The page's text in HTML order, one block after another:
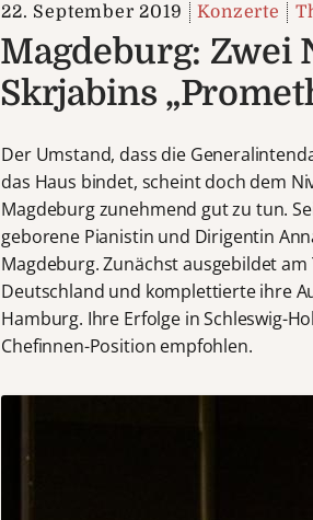
22. September 2019 Konzerte
Magdeburg: Zwei
Skrjabins
Der Umstand, dass die
das Haus bindet, scheint doch dem
Magdeburg zunehmend gut zu tun.
geborene Pianistin und Dirigentin
Magdeburg. Zunächst ausgebildet
Deutschland und komplettierte ihre
Hamburg. Ihre Erfolge in Schleswig-
Chefinnen-Position empfohlen.